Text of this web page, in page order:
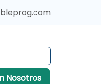
Nosotros